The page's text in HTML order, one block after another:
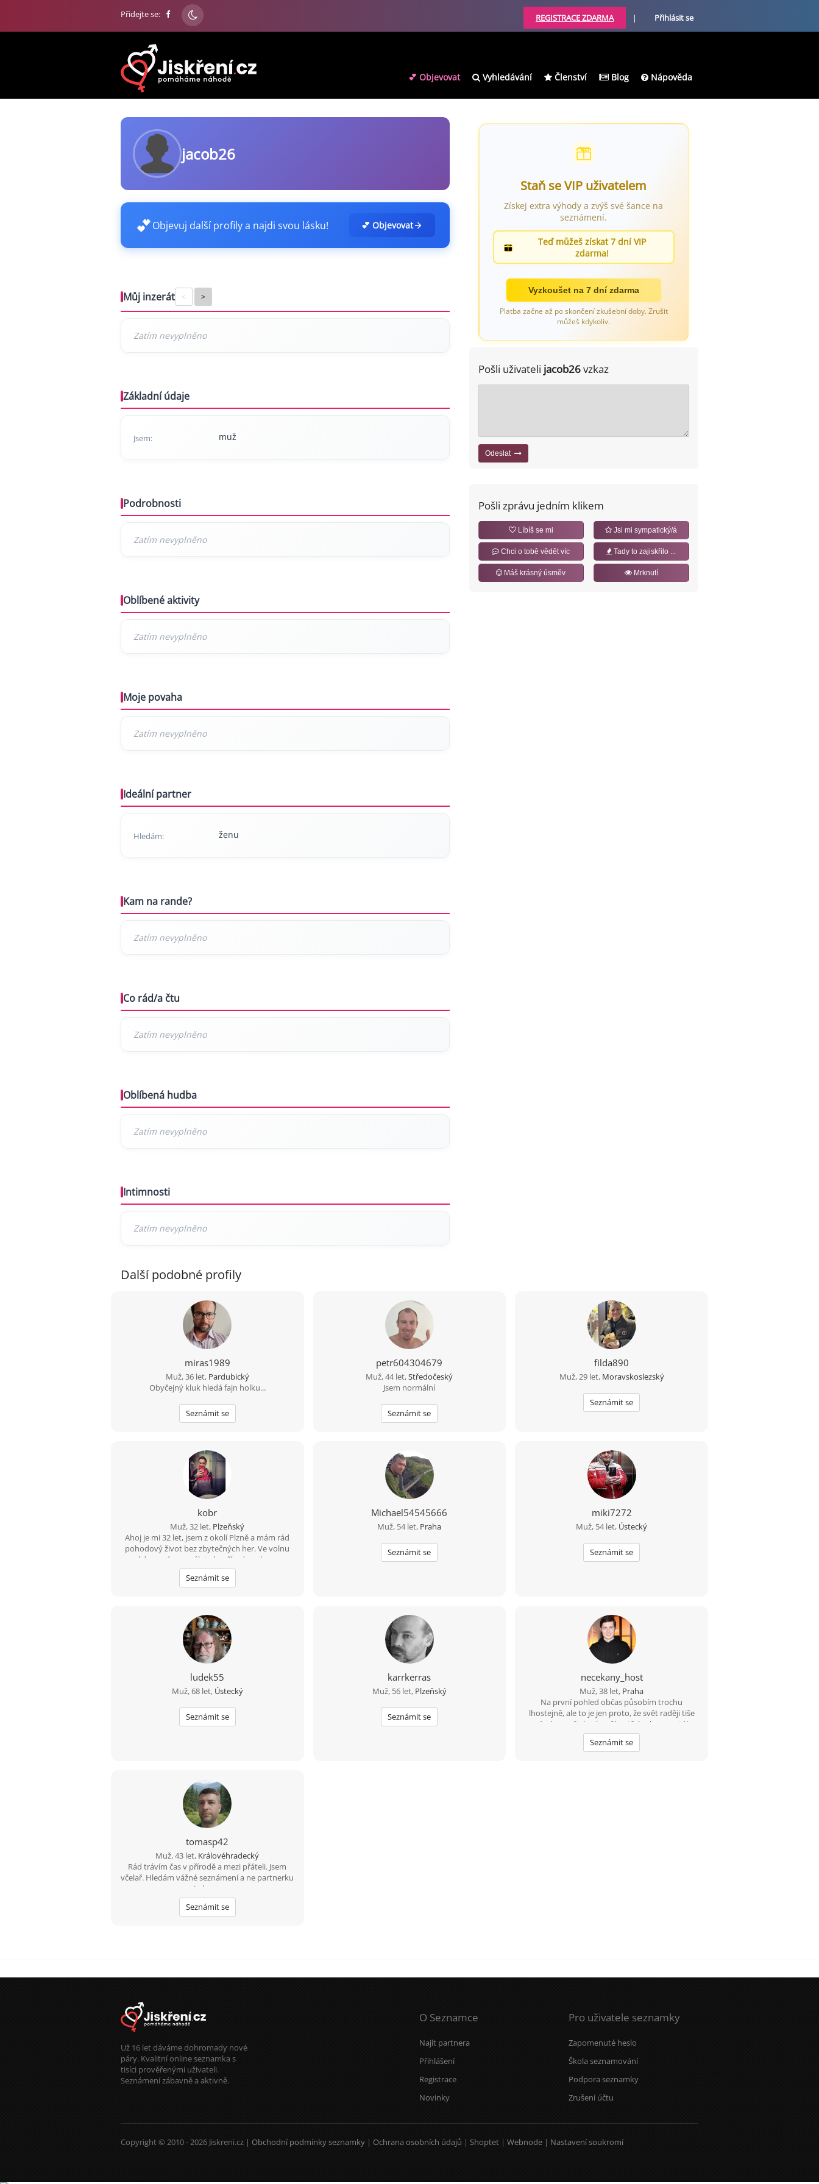
Přidejte se: REGISTRACE ZDARMA | Přihlásit se
💕 Objevovat Vyhledávání Členství Blog Nápověda
jacob26
💕Objevuj další profily a najdi svou lásku! 💕 Objevovat
Můj inzerát < >
Základní údaje
Jsem: muž
Podrobnosti
Oblíbené aktivity
Moje povaha
Ideální partner
Hledám: ženu
Kam na rande?
Co rád/a čtu
Oblíbená hudba
Intimnosti
Staň se VIP uživatelem
Získej extra výhody a zvýš své šance na
seznámení.
Teď můžeš získat 7 dní VIP
zdarma!
Vyzkoušet na 7 dní zdarma
Platba začne až po skončení zkušební doby. Zrušit
můžeš kdykoliv.
Pošli uživateli jacob26vzkaz
Odeslat
Pošli zprávu jedním klikem
Líbíš se mi Jsi mi sympatický/á
Chci o tobě vědět víc Tady to zajiskřilo ...
Máš krásný úsměv Mrknutí
Další podobné profily
miras1989
Muž, 36 let, Pardubický
Obyčejný kluk hledá fajn holku...
Seznámit se
petr604304679
Muž, 44 let,Středočeský
Jsem normální
Seznámit se
filda890
Muž, 29 let, Moravskoslezský
Seznámit se
kobr
Muž, 32 let, Plzeňský
Ahoj je mi 32 let, jsem z okolí Plzně a mám rád
pohodový život bez zbytečných her. Ve volnu
rád vyrazím na výlet, do přírody nebo na
procházku. Hledám sympatickou ženu, která ví,
co chce, a chtěla by časem hezký vztah.
Seznámit se
Michael54545666
Muž, 54 let, Praha
Seznámit se
miki7272
Muž, 54 let, Ústecký
Seznámit se
ludek55
Muž, 68 let, Ústecký
Seznámit se
karrkerras
Muž, 56 let, Plzeňský
Seznámit se
necekany_host
Muž, 38 let, Praha
Na první pohled občas působím trochu
lhostejně, ale to je jen proto, že svět raději tiše
vnímám, než abych měl potřebu ho neustále
komentovat. Pokud se se mnou naučíš sdílet
tohle ticho, jiskra přeskočí sama.
Seznámit se
tomasp42
Muž, 43 let, Královéhradecký
Rád trávím čas v přírodě a mezi přáteli. Jsem
včelař. Hledám vážné seznámení a ne partnerku
na jednu noc.
Seznámit se
Už 16 let dáváme dohromady nové
páry. Kvalitní online seznamka s
tisíci prověřenými uživateli.
Seznámení zábavně a aktivně.
O Seznamce
Najít partnera
Přihlášení
Registrace
Novinky
Pro uživatele seznamky
Zapomenuté heslo
Škola seznamování
Podpora seznamky
Zrušení účtu
Copyright © 2010 - 2026 Jiskreni.cz | Obchodní podmínky seznamky | Ochrana osobních údajů | Shoptet | Webnode | Nastavení soukromí